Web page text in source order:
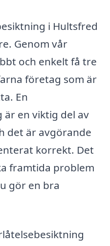
i Hultsfred
Genom vår
och enkelt få tre
företag som är
En
en viktig del av
det är avgörande
korrekt. Det
framtida problem
gör en bra